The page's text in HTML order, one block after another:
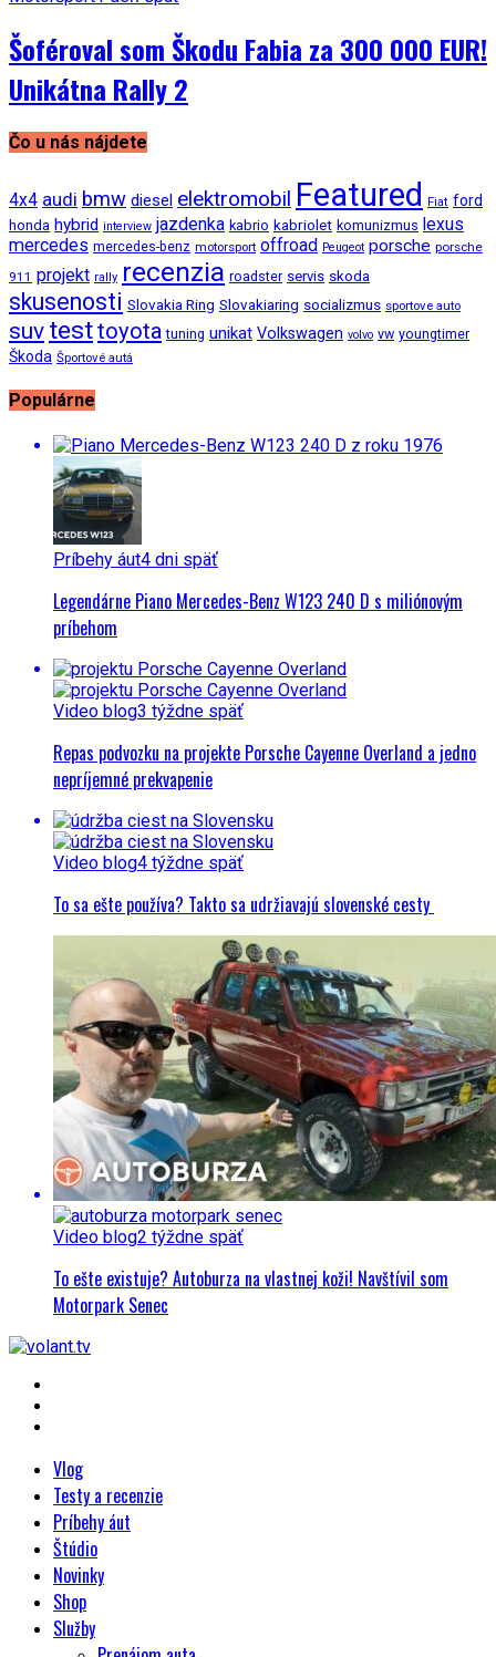
Šoféroval som Škodu Fabia za 300 000 EUR!
Unikátna Rally 2
Čo u nás nájdete
4x4 audi bmw diesel elektromobil Featured Fiat ford
honda hybrid interview jazdenka kabrio kabriolet komunizmus lexus
mercedes mercedes-benz motorsport offroad Peugeot porsche porsche
911 projekt rally recenzia roadster servis skoda
skusenosti Slovakia Ring Slovakiaring socializmus sportove auto
suv testtoyota tuning unikat Volkswagen volvo vw youngtimer
Škoda Športové autá
Populárne
Príbehy áut4 dni späť
Legendárne Piano Mercedes-Benz W123 240 D s miliónovým
príbehom
Video blog3 týždne späť
Repas podvozku na projekte Porsche Cayenne Overland a jedno
nepríjemné prekvapenie
Video blog4 týždne späť
To sa ešte používa? Takto sa udržiavajú slovenské cesty
Video blog2 týždne späť
To ešte existuje? Autoburza na vlastnej koži! Navštívil som
Motorpark Senec
Vlog
Testy a recenzie
Príbehy áut
Štúdio
Novinky
Shop
Služby